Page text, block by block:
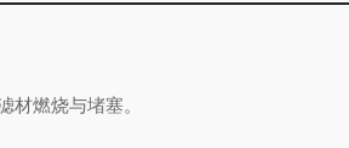
材燃烧与堵塞。